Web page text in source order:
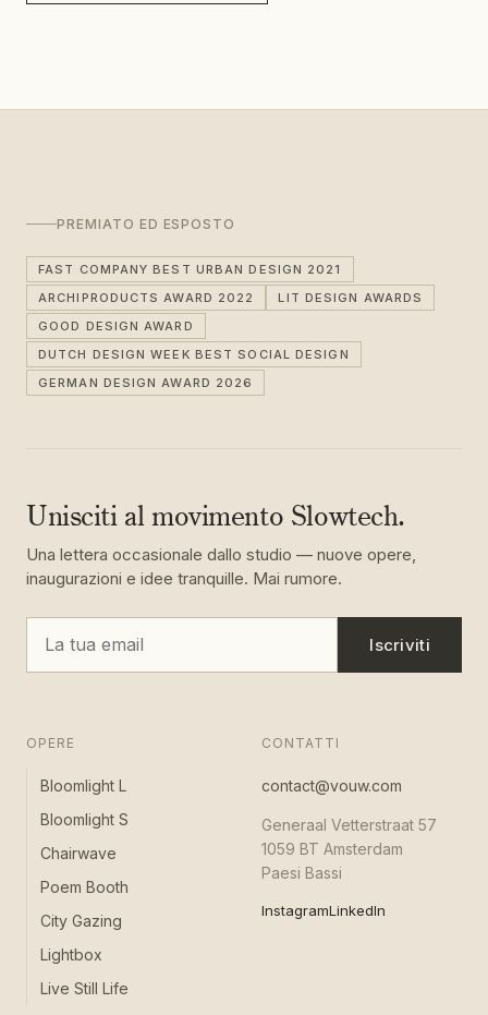
PREMIATO ED ESPOSTO
FAST COMPANY BEST URBAN DESIGN 2021
ARCHIPRODUCTS AWARD 2022
LIT DESIGN AWARDS
GOOD DESIGN AWARD
DUTCH DESIGN WEEK BEST SOCIAL DESIGN
GERMAN DESIGN AWARD 2026
Unisciti al movimento Slowtech.
Una lettera occasionale dallo studio — nuove opere,
inaugurazioni e idee tranquille. Mai rumore.
Iscriviti
OPERE
Bloomlight L
Bloomlight S
Chairwave
Poem Booth
City Gazing
Lightbox
Live Still Life
CONTATTI
contact@vouw.com
Generaal Vetterstraat 57
1059 BT Amsterdam
Paesi Bassi
InstagramLinkedIn